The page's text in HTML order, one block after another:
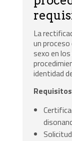
La
un
sexo en
identidad